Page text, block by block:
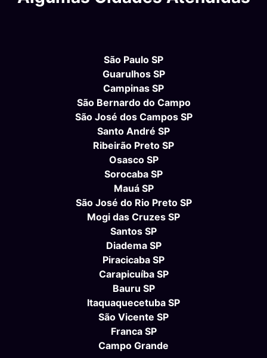
São Paulo SP
Guarulhos SP
Campinas SP
São Bernardo do Campo
São José dos Campos SP
Santo André SP
Ribeirão Preto SP
Osasco SP
Sorocaba SP
Mauá SP
São José do Rio Preto SP
Mogi das Cruzes SP
Santos SP
Diadema SP
Piracicaba SP
Carapicuíba SP
Bauru SP
Itaquaquecetuba SP
São Vicente SP
Franca SP
Campo Grande